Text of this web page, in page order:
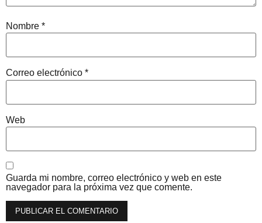
Nombre *
Correo electrónico *
Web
Guarda mi nombre, correo electrónico y web en este
navegador para la próxima vez que comente.